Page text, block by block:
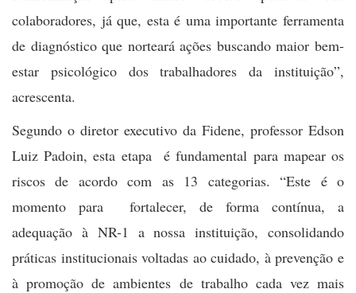
colaboradores, já que, esta é uma importante ferramenta
de diagnóstico que norteará ações buscando maior bem-
estar psicológico dos trabalhadores da instituição”,
acrescenta.
Segundo o diretor executivo da Fidene, professor Edson
Luiz Padoin, esta etapa é fundamental para mapear os
riscos de acordo com as 13 categorias. “Este é o
momento para fortalecer, de forma contínua, a
adequação à NR-1 a nossa instituição, consolidando
práticas institucionais voltadas ao cuidado, à prevenção e
à promoção de ambientes de trabalho cada vez mais